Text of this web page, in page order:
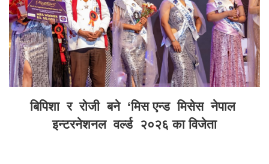
बिपिशा र रोजी बने ‘मिस एन्ड मिसेस नेपाल
इन्टरनेशनल वर्ल्ड २०२६ का विजेता